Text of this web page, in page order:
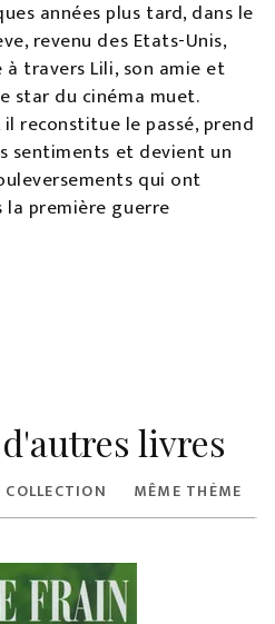
années plus tard, dans le
revenu des Etats-Unis,
à travers Lili, son amie et
star du cinéma muet.
reconstitue le passé, prend
sentiments et devient un
qui ont
la première guerre
livres
COLLECTION MÊME THÈME